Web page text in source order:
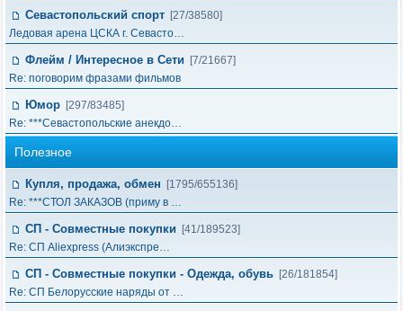
Севастопольский спорт [27/38580]
Ледовая арена ЦСКА г. Севасто…
Флейм / Интересное в Cети
[7/21667]
Re: поговорим фразами фильмов
Юмор [297/83485]
Re: ***Севастопольские анекдо…
Полезное
Купля, продажа, обмен
[1795/655136]
Re: ***СТОЛ ЗАКАЗОВ (приму в …
СП - Совместные покупки
[41/189523]
Re: СП Aliexpress (Алиэкспре…
СП - Совместные покупки - Одежда, обувь [26/181854]
Re: СП Белорусские наряды от …